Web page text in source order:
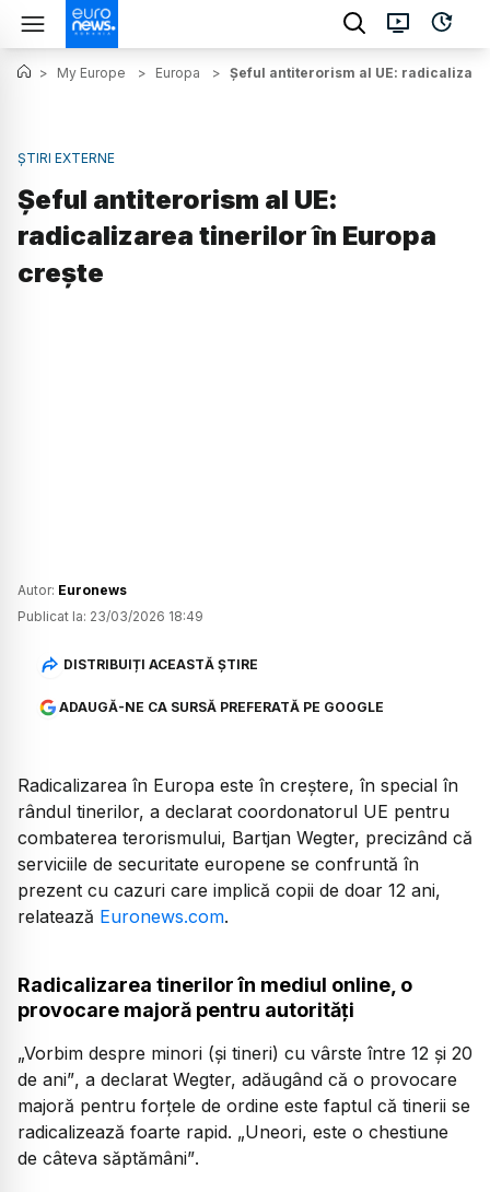
> My Europe > Europa > Șeful antiterorism al UE:
ȘTIRI EXTERNE
Șeful antiterorism al UE:
radicalizarea tinerilor în Europa
crește
Autor: Euronews
Publicat la: 23/03/2026 18:49
DISTRIBUIȚI ACEASTĂ ȘTIRE
ADAUGĂ-NE CA SURSĂ PREFERATĂ PE GOOGLE
Radicalizarea în Europa este în creștere, în special în
rândul tinerilor, a declarat coordonatorul UE pentru
combaterea terorismului, Bartjan Wegter, precizând că
serviciile de securitate europene se confruntă în
prezent cu cazuri care implică copii de doar 12 ani,
relatează Euronews.com.
Radicalizarea tinerilor în mediul online, o
provocare majoră pentru autorități
„Vorbim despre minori (și tineri) cu vârste între 12 și 20
de ani”, a declarat Wegter, adăugând că o provocare
majoră pentru forțele de ordine este faptul că tinerii se
radicalizează foarte rapid. „Uneori, este o chestiune
de câteva săptămâni”.